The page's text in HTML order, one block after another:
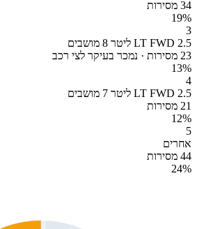
34 מסירות
19%
3
LT FWD 2.5 ליטר 8 מושבים
23 מסירות · נמכר בעיקר לצי רכב
13%
4
LT FWD 2.5 ליטר 7 מושבים
21 מסירות
12%
5
אחרים
44 מסירות
24%